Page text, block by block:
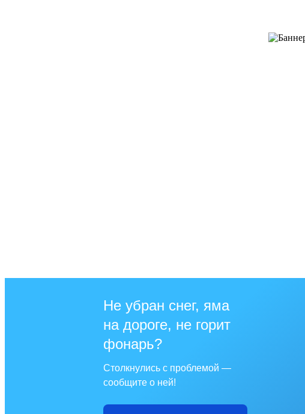
Не убран снег, яма
на дороге, не горит
фонарь?
Столкнулись с проблемой —
сообщите о ней!